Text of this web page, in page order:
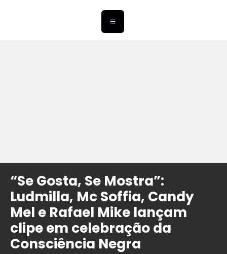
“Se Gosta, Se Mostra”:
Ludmilla, Mc Soffia, Candy
Mel e Rafael Mike lançam
clipe em celebração da
Consciência Negra